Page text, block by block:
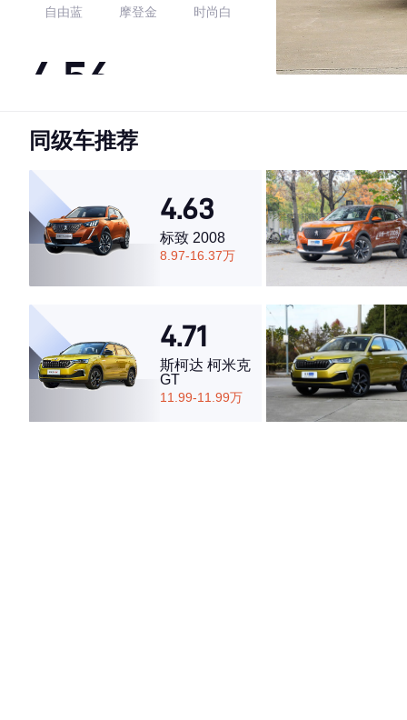
自由蓝 摩登金 时尚白
4.56
·外观表现一般，低于59%同级车
·空间表现较为优秀，优于69%同级车
同级车推荐
4.63
标致 2008
8.97-16.37万
4.71
斯柯达 柯米克
GT
11.99-11.99万